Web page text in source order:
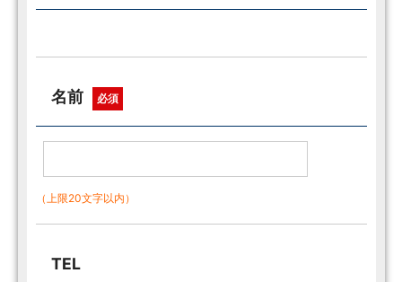
名前 必須
（上限20文字以内）
TEL